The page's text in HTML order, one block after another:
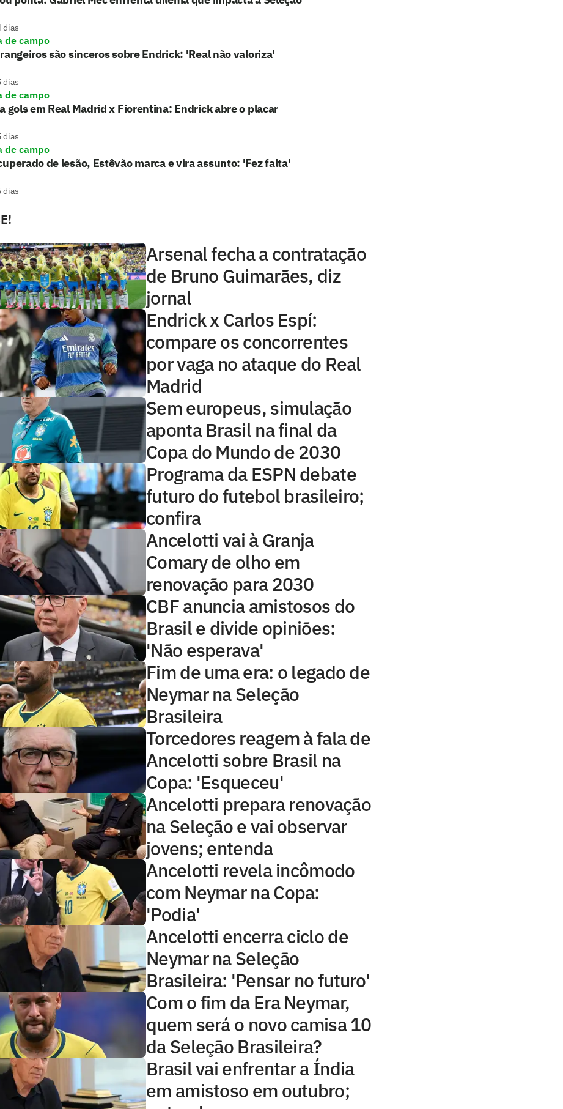
dias
de campo
são sinceros sobre Endrick: 'Real não valoriza'
dias
de campo
gols em Real Madrid x Fiorentina: Endrick abre o placar
dias
de campo
de lesão, Estêvão marca e vira assunto: 'Fez falta'
dias
Arsenal fecha a contratação
de Bruno Guimarães, diz
jornal
Endrick x Carlos Espí:
compare os concorrentes
por vaga no ataque do Real
Madrid
Sem europeus, simulação
aponta Brasil na final da
Copa do Mundo de 2030
Programa da ESPN debate
futuro do futebol brasileiro;
confira
Ancelotti vai à Granja
Comary de olho em
renovação para 2030
CBF anuncia amistosos do
Brasil e divide opiniões:
'Não esperava'
Fim de uma era: o legado de
Neymar na Seleção
Brasileira
Torcedores reagem à fala de
Ancelotti sobre Brasil na
Copa: 'Esqueceu'
Ancelotti prepara renovação
na Seleção e vai observar
jovens; entenda
Ancelotti revela incômodo
com Neymar na Copa:
'Podia'
Ancelotti encerra ciclo de
Neymar na Seleção
Brasileira: 'Pensar no futuro'
Com o fim da Era Neymar,
quem será o novo camisa 10
da Seleção Brasileira?
Brasil vai enfrentar a Índia
em amistoso em outubro;